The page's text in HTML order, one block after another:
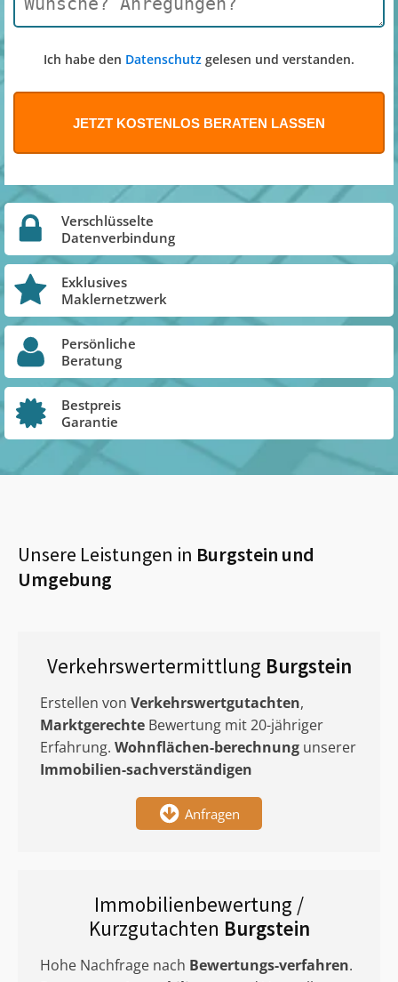
Ich habe den Datenschutz gelesen und verstanden.
Verschlüsselte
Datenverbindung
Exklusives
Maklernetzwerk
Persönliche
Beratung
Bestpreis
Garantie
Unsere Leistungen in Burgstein und
Umgebung
Verkehrswertermittlung Burgstein
Erstellen von Verkehrswertgutachten,
Marktgerechte Bewertung mit 20-jähriger
Erfahrung. Wohnflächen-berechnung unserer
Immobilien-sachverständigen
Anfragen
Immobilienbewertung /
Kurzgutachten Burgstein
Hohe Nachfrage nach Bewertungs-verfahren.